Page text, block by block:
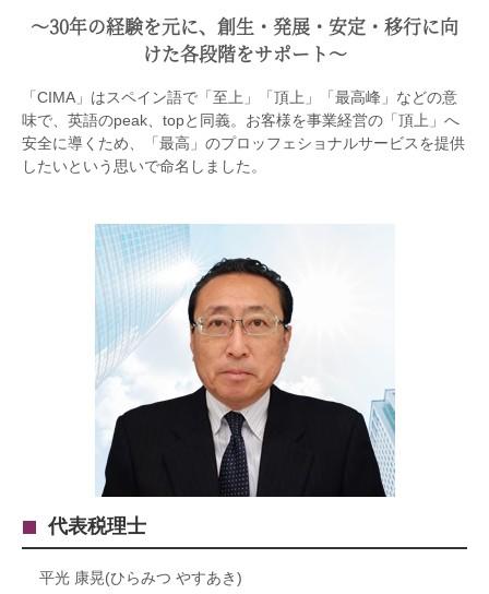
〜30年の経験を元に、創生・発展・安定・移行に向
けた各段階をサポート〜
「CIMA」はスペイン語で「至上」「頂上」「最高峰」などの意
味で、英語のpeak、topと同義。お客様を事業経営の「頂上」へ
安全に導くため、「最高」のプロッフェショナルサービスを提供
したいという思いで命名しました。
代表税理士
平光 康晃(ひらみつ やすあき)